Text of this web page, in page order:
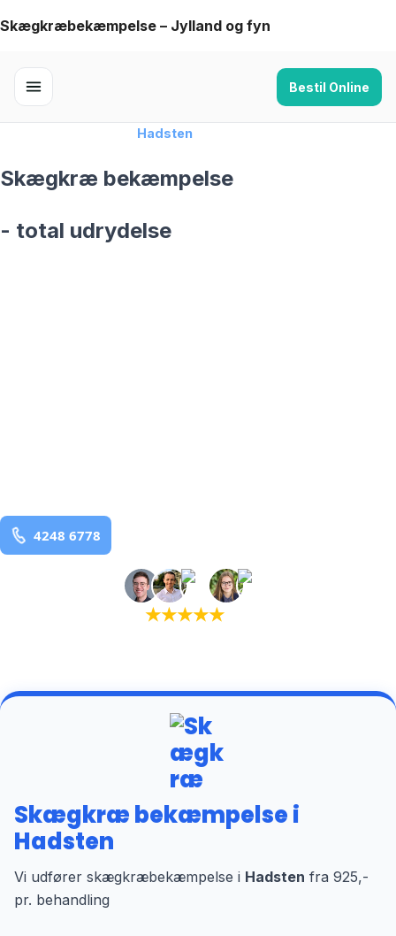
Skip
content
Skægkræbekæmpelse – Jylland og fyn
Bestil Online
Hadsten
Skægkræ bekæmpelse
- total udrydelse
★★★★★
Skægkræ bekæmpelse i
Hadsten
Vi udfører skægkræbekæmpelse i Hadsten fra 925,-
pr. behandling